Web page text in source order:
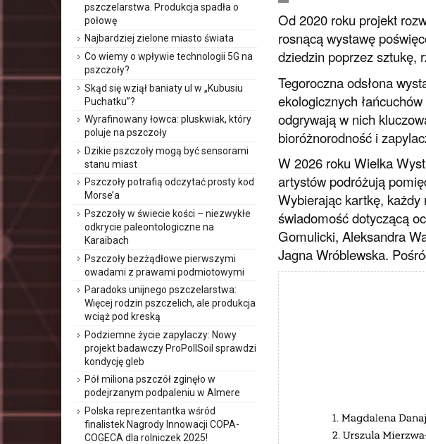
Od 2020 roku projekt
rosnącą wystawę
dziedzin poprzez sztukę,
Tegoroczna odsłona
ekologicznych
odgrywają w nich
bioróżnorodność i
W 2026 roku Wielka
artystów podróżują
Wybierając kartkę,
świadomość dotyczącą
Gomulicki, Aleksandra
Jagna Wróblewska.
pszczelarstwa. Produkcja spadła o
połowę
Najbardziej zielone miasto świata
Co wiemy o wpływie technologii 5G na
pszczoły?
Skąd się wziął baniaty ul w „Kubusiu
Puchatku”?
Wyrafinowany łowca: pluskwiak, który
poluje na pszczoły
Dzikie pszczoły mogą być sensorami
stanu miast
Pszczoły potrafią odczytać prosty kod
Morse’a
Pszczoły w świecie kości – niezwykłe
odkrycie paleontologiczne na
Karaibach
Pszczoły bezżądłowe pierwszymi
owadami z prawami podmiotowymi
Paradoks unijnego pszczelarstwa:
Więcej rodzin pszczelich, ale produkcja
wciąż pod kreską
Podziemne życie zapylaczy: Nowy
projekt badawczy ProPollSoil sprawdzi
kondycję gleb
Pół miliona pszczół zginęło w
podejrzanym podpaleniu w Almere
Polska reprezentantka wśród
finalistek Nagrody Innowacji COPA-
COGECA dla rolniczek 2025!